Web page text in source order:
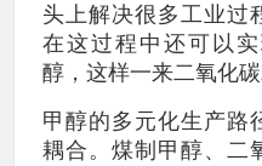
头上解决很多工业过
在这过程中还可以
醇，这样一来二氧化
甲醇的多元化生产路
耦合。煤制甲醇、二